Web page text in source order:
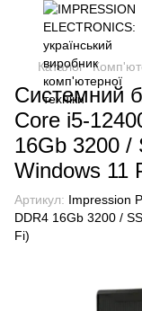
Каталог
Системний
Core i5-
16Gb 3200 /
Windows 11
Артикул: Impression
DDR4 16Gb 3200 /
Fi)